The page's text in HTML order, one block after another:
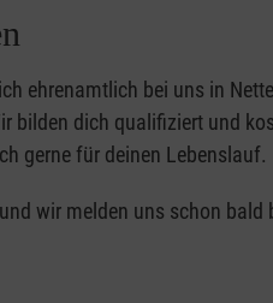
ehrenamtlich bei uns in
bilden dich qualifiziert und
gerne für deinen Lebenslauf.
wir melden uns schon